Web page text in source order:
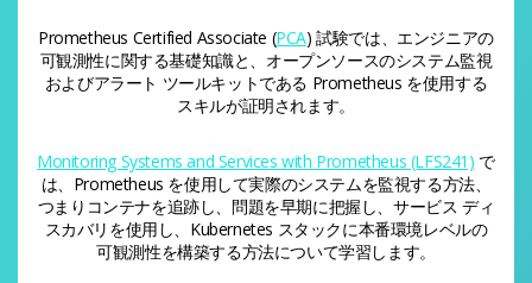
Prometheus Certified Associate (PCA) 試験では、エンジニアの
可観測性に関する基礎知識と、オープンソースのシステム監視
およびアラート ツールキットである Prometheus を使用する
スキルが証明されます。
Monitoring Systems and Services with Prometheus (LFS241) で
は、Prometheus を使用して実際のシステムを監視する方法、
つまりコンテナを追跡し、問題を早期に把握し、サービス ディ
スカバリを使用し、Kubernetes スタックに本番環境レベルの
可観測性を構築する方法について学習します。